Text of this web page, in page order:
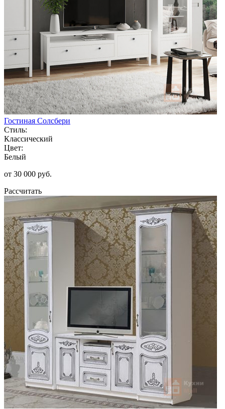
Гостиная Солсбери
Стиль:
Классический
Цвет:
Белый
от 30 000 руб.
Рассчитать